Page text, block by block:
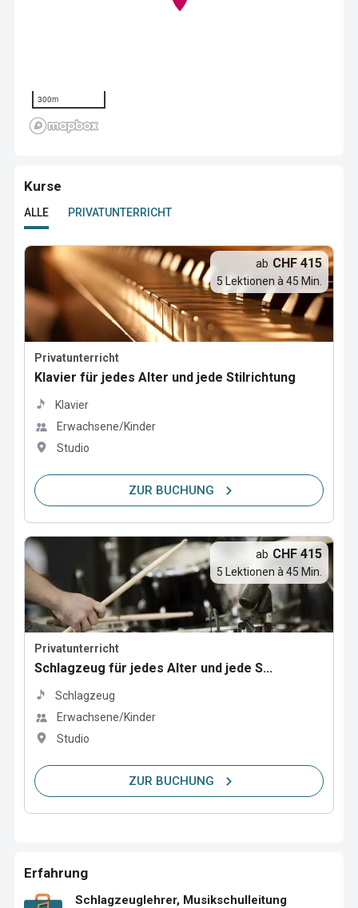
300m
Kurse
ALLE PRIVATUNTERRICHT
Privatunterricht
Klavier für jedes Alter und jede Stilrichtung
Klavier
Erwachsene/Kinder
Studio
ab CHF 415
5 Lektionen à 45 Min.
ZUR BUCHUNG
Privatunterricht
Schlagzeug für jedes Alter und jede S...
Schlagzeug
Erwachsene/Kinder
Studio
ab CHF 415
5 Lektionen à 45 Min.
ZUR BUCHUNG
Erfahrung
Schlagzeuglehrer, Musikschulleitung